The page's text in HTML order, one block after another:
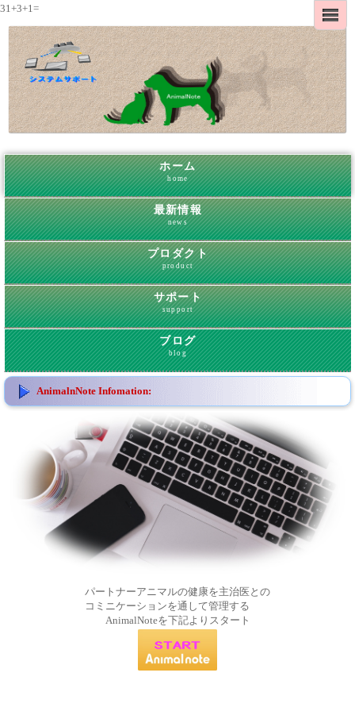
31+3+1=
ホーム
home
最新情報
news
プロダクト
product
サポート
support
ブログ
blog
AnimalnNote Infomation:
パートナーアニマルの健康を主治医との
コミニケーションを通して管理する
AnimalNoteを下記よりスタート